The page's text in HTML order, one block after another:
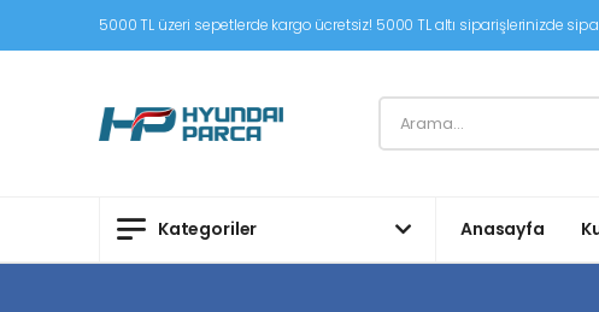
5000 TL üzeri sepetlerde kargo ücretsiz! 5000 TL altı siparişlerinizde
Kategoriler Anasayfa